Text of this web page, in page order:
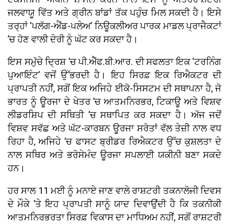
ਜਲਵਾਯੂ ਵਿੱਤ ਅਤੇ ਗ੍ਰੀਨ ਬਾਂਡਾਂ ਤੱਕ ਪਹੁੰਚ ਮਿਲ ਸਕਦੀ ਹੈ। ਇਸੇ
ਤਰ੍ਹਾਂ ‘ਪਲੱਗ-ਐਂਡ-ਪਲੇਅ’ ਨਿਊਕਲੀਅਰ ਪਾਰਕ ਮਾਡਲ ਪ੍ਰਾਜੈਕਟਾਂ
’ਚ ਹੋਣ ਵਾਲੀ ਦੇਰੀ ਨੂੰ ਘੱਟ ਕਰ ਸਕਦਾ ਹੈ।
ਇਸ ਸਮੁੱਚੇ ਦ੍ਰਿਸ਼ ’ਚ ਪੀ.ਐੱਫ.ਬੀ.ਆਰ. ਦੀ ਸਫਲਤਾ ਇਕ ‘ਟਰਨਿੰਗ
ਪੁਆਇੰਟ’ ਵਜੋਂ ਉੱਭਰਦੀ ਹੈ। ਇਹ ਸਿਰਫ਼ ਇਕ ਰਿਐਕਟਰ ਦੀ
ਪ੍ਰਾਪਤੀ ਨਹੀਂ, ਸਗੋਂ ਇਕ ਅਜਿਹੇ ਈਕੋ-ਸਿਸਟਮ ਦੀ ਸਥਾਪਨਾ ਹੈ, ਜੋ
ਭਾਰਤ ਨੂੰ ਊਰਜਾ ਦੇ ਖੇਤਰ ’ਚ ਆਤਮਨਿਰਭਰ, ਟਿਕਾਊ ਅਤੇ ਵਿਸ਼ਵ
ਲੀਡਰਸ਼ਿਪ ਦੀ ਸਥਿਤੀ ’ਚ ਸਥਾਪਿਤ ਕਰ ਸਕਦਾ ਹੈ। ਅੱਜ ਜਦੋਂ
ਵਿਸ਼ਵ ਸਵੱਛ ਅਤੇ ਘੱਟ-ਕਾਰਬਨ ਊਰਜਾ ਸਰੋਤਾਂ ਵੱਲ ਤੇਜ਼ੀ ਨਾਲ ਵਧ
ਰਿਹਾ ਹੈ, ਅਜਿਹੇ ’ਚ ਫਾਸਟ ਬ੍ਰੀਡਰ ਰਿਐਕਟਰ ਉੱਚ ਕੁਸ਼ਲਤਾ ਦੇ
ਨਾਲ ਸਥਿਰ ਅਤੇ ਭਰੋਸੇਮੰਦ ਊਰਜਾ ਸਪਲਾਈ ਯਕੀਨੀ ਬਣਾ ਸਕਦੇ
ਹਨ।
ਹਰ ਸਾਲ 11 ਮਈ ਨੂੰ ਮਨਾਏ ਜਾਣ ਵਾਲੇ ਰਾਸ਼ਟਰੀ ਤਕਨਾਲੋਜੀ ਦਿਵਸ
ਦੇ ਮੌਕੇ ’ਤੇ ਇਹ ਪ੍ਰਾਪਤੀ ਸਾਨੂੰ ਯਾਦ ਦਿਵਾਉਂਦੀ ਹੈ ਕਿ ਤਕਨੀਕੀ
ਆਤਮਨਿਰਭਰਤਾ ਸਿਰਫ਼ ਵਿਕਾਸ ਦਾ ਮਾਧਿਅਮ ਨਹੀਂ, ਸਗੋਂ ਰਾਸ਼ਟਰੀ